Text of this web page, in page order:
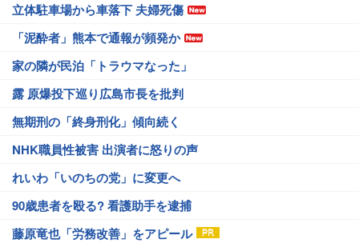
立体駐車場から車落下 夫婦死傷
「泥酔者」熊本で通報が頻発か
家の隣が民泊「トラウマなった」
露 原爆投下巡り広島市長を批判
無期刑の「終身刑化」傾向続く
NHK職員性被害 出演者に怒りの声
れいわ「いのちの党」に変更へ
90歳患者を殴る? 看護助手を逮捕
藤原竜也「労務改善」をアピール